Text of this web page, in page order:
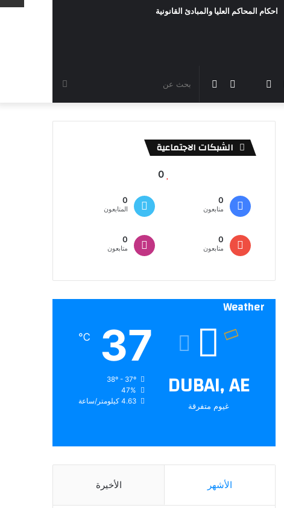
احكام المحاكم العليا والمبادئ القانونية
عن
الوضع
المظلم
مقال
عشوائي
سناب
شات
تيلقرام
الشبكات الاجتماعية
0
0
متابعون
0
المتابعون
0
متابعون
0
متابعون
Weather
DUBAI, AE
غيوم متفرقة
37
℃
38º - 37º
47%
4.63 كيلومتر/ساعة
الأشهر الأخيرة